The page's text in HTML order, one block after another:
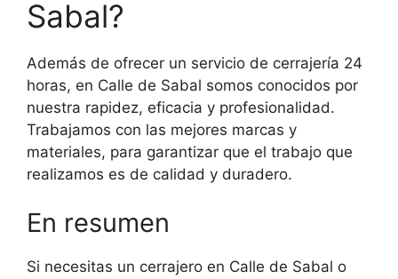
Sabal?
Además de ofrecer un servicio de cerrajería 24
horas, en Calle de Sabal somos conocidos por
nuestra rapidez, eficacia y profesionalidad.
Trabajamos con las mejores marcas y
materiales, para garantizar que el trabajo que
realizamos es de calidad y duradero.
En resumen
Si necesitas un cerrajero en Calle de Sabal o